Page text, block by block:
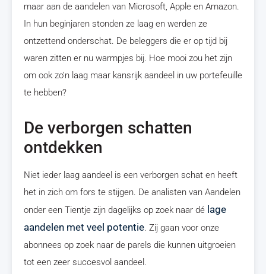
maar aan de aandelen van Microsoft, Apple en Amazon.
In hun beginjaren stonden ze laag en werden ze
ontzettend onderschat. De beleggers die er op tijd bij
waren zitten er nu warmpjes bij. Hoe mooi zou het zijn
om ook zo’n laag maar kansrijk aandeel in uw portefeuille
te hebben?
De verborgen schatten
ontdekken
Niet ieder laag aandeel is een verborgen schat en heeft
het in zich om fors te stijgen. De analisten van Aandelen
onder een Tientje zijn dagelijks op zoek naar dé lage
aandelen met veel potentie. Zij gaan voor onze
abonnees op zoek naar de parels die kunnen uitgroeien
tot een zeer succesvol aandeel.